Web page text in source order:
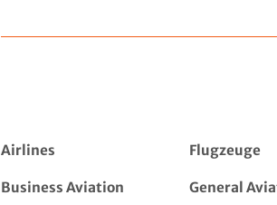
Airlines Flugzeuge
Business Aviation General